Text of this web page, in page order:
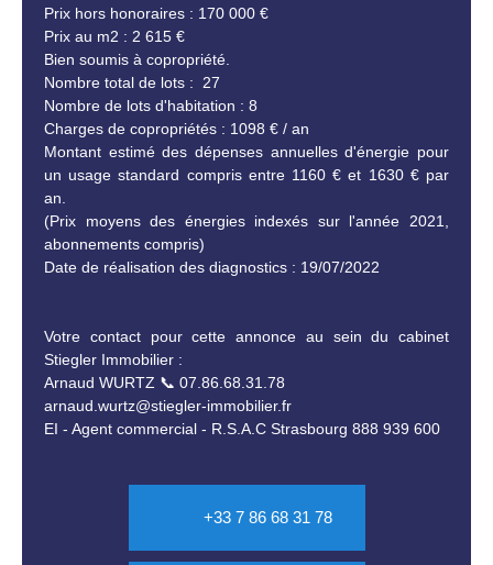
Prix hors honoraires : 170 000 €
Prix au m2 : 2 615 €
Bien soumis à copropriété.
Nombre total de lots : 27
Nombre de lots d'habitation : 8
Charges de copropriétés : 1098 € / an
Montant estimé des dépenses annuelles d'énergie pour
un usage standard compris entre 1160 € et 1630 € par
an.
(Prix moyens des énergies indexés sur l'année 2021,
abonnements compris)
Date de réalisation des diagnostics : 19/07/2022
Votre contact pour cette annonce au sein du cabinet
Stiegler Immobilier :
Arnaud WURTZ 📞 07.86.68.31.78
arnaud.wurtz@stiegler-immobilier.fr
EI - Agent commercial - R.S.A.C Strasbourg 888 939 600
+33 7 86 68 31 78